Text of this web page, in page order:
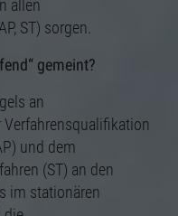
allen
ST) sorgen.
gemeint?
an
und dem
(ST) an den
im stationären
Webseiten-Betreiber dies